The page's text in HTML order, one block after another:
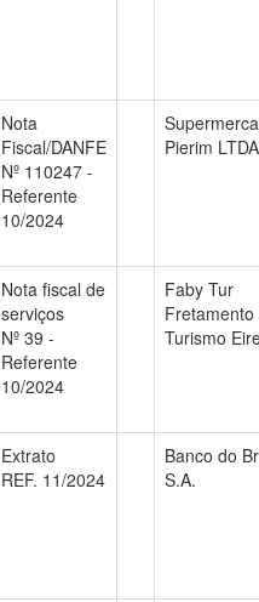
Nota
Fiscal/DANFE
Nº 110247 -
Referente
10/2024
Pierim LTDA
Nota fiscal de
serviços
Nº 39 -
Referente
10/2024
Faby Tur
Fretamento
Turismo
Extrato
REF. 11/2024
Banco do
S.A.